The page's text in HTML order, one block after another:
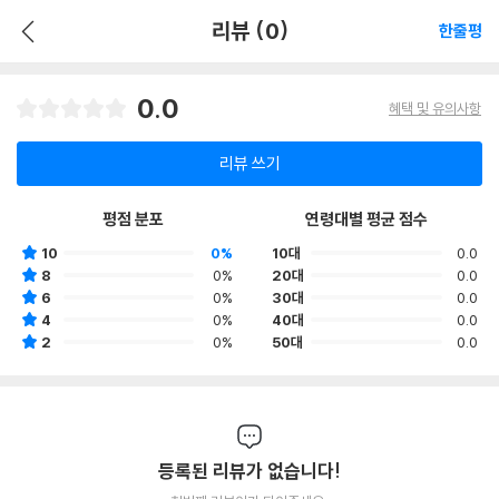
리뷰 (0) 한줄평
0.0 혜택 및 유의사항
리뷰 쓰기
평점 분포
10
0%
8
0%
6
0%
4
0%
2
0%
연령대별 평균 점수
10대
0.0
20대
0.0
30대
0.0
40대
0.0
50대
0.0
등록된 리뷰가 없습니다!